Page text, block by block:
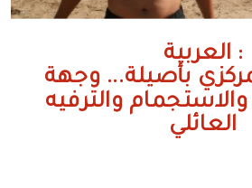
العربية :
بأصيلة... وجهة
والاستجمام والترفيه
العائلي